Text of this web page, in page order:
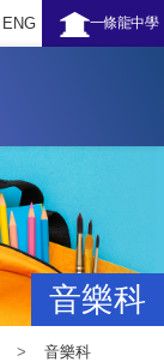
一條龍中學
ENG
音樂科
> 音樂科